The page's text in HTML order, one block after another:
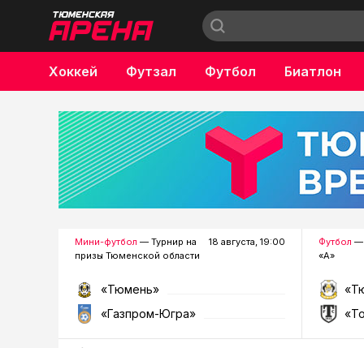
Хоккей Футзал Футбол Биатлон
Бокс
Мини-футбол — Турнир на
призы Тюменской области
18 августа, 19:00
«Тюмень»
«Газпром-Югра»
Футбол —
«А»